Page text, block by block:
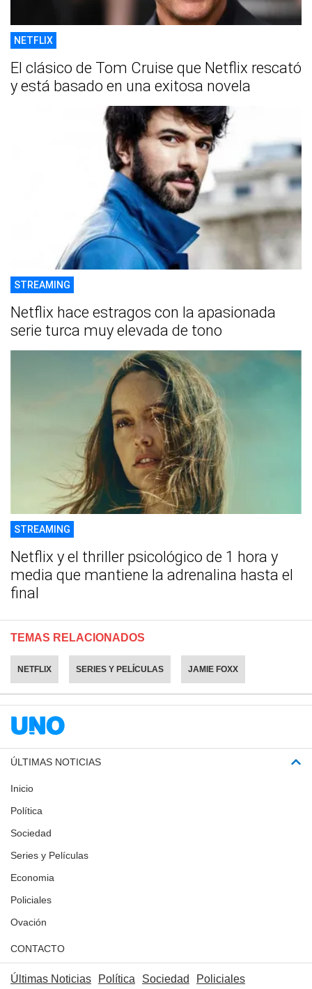
NETFLIX
El clásico de Tom Cruise que Netflix rescató
y está basado en una exitosa novela
STREAMING
Netflix hace estragos con la apasionada
serie turca muy elevada de tono
STREAMING
Netflix y el thriller psicológico de 1 hora y
media que mantiene la adrenalina hasta el
final
TEMAS RELACIONADOS
NETFLIX SERIES Y PELÍCULAS JAMIE FOXX
ÚLTIMAS NOTICIAS
Inicio
Política
Sociedad
Series y Películas
Economia
Policiales
Ovación
CONTACTO
Últimas Noticias Política Sociedad Policiales